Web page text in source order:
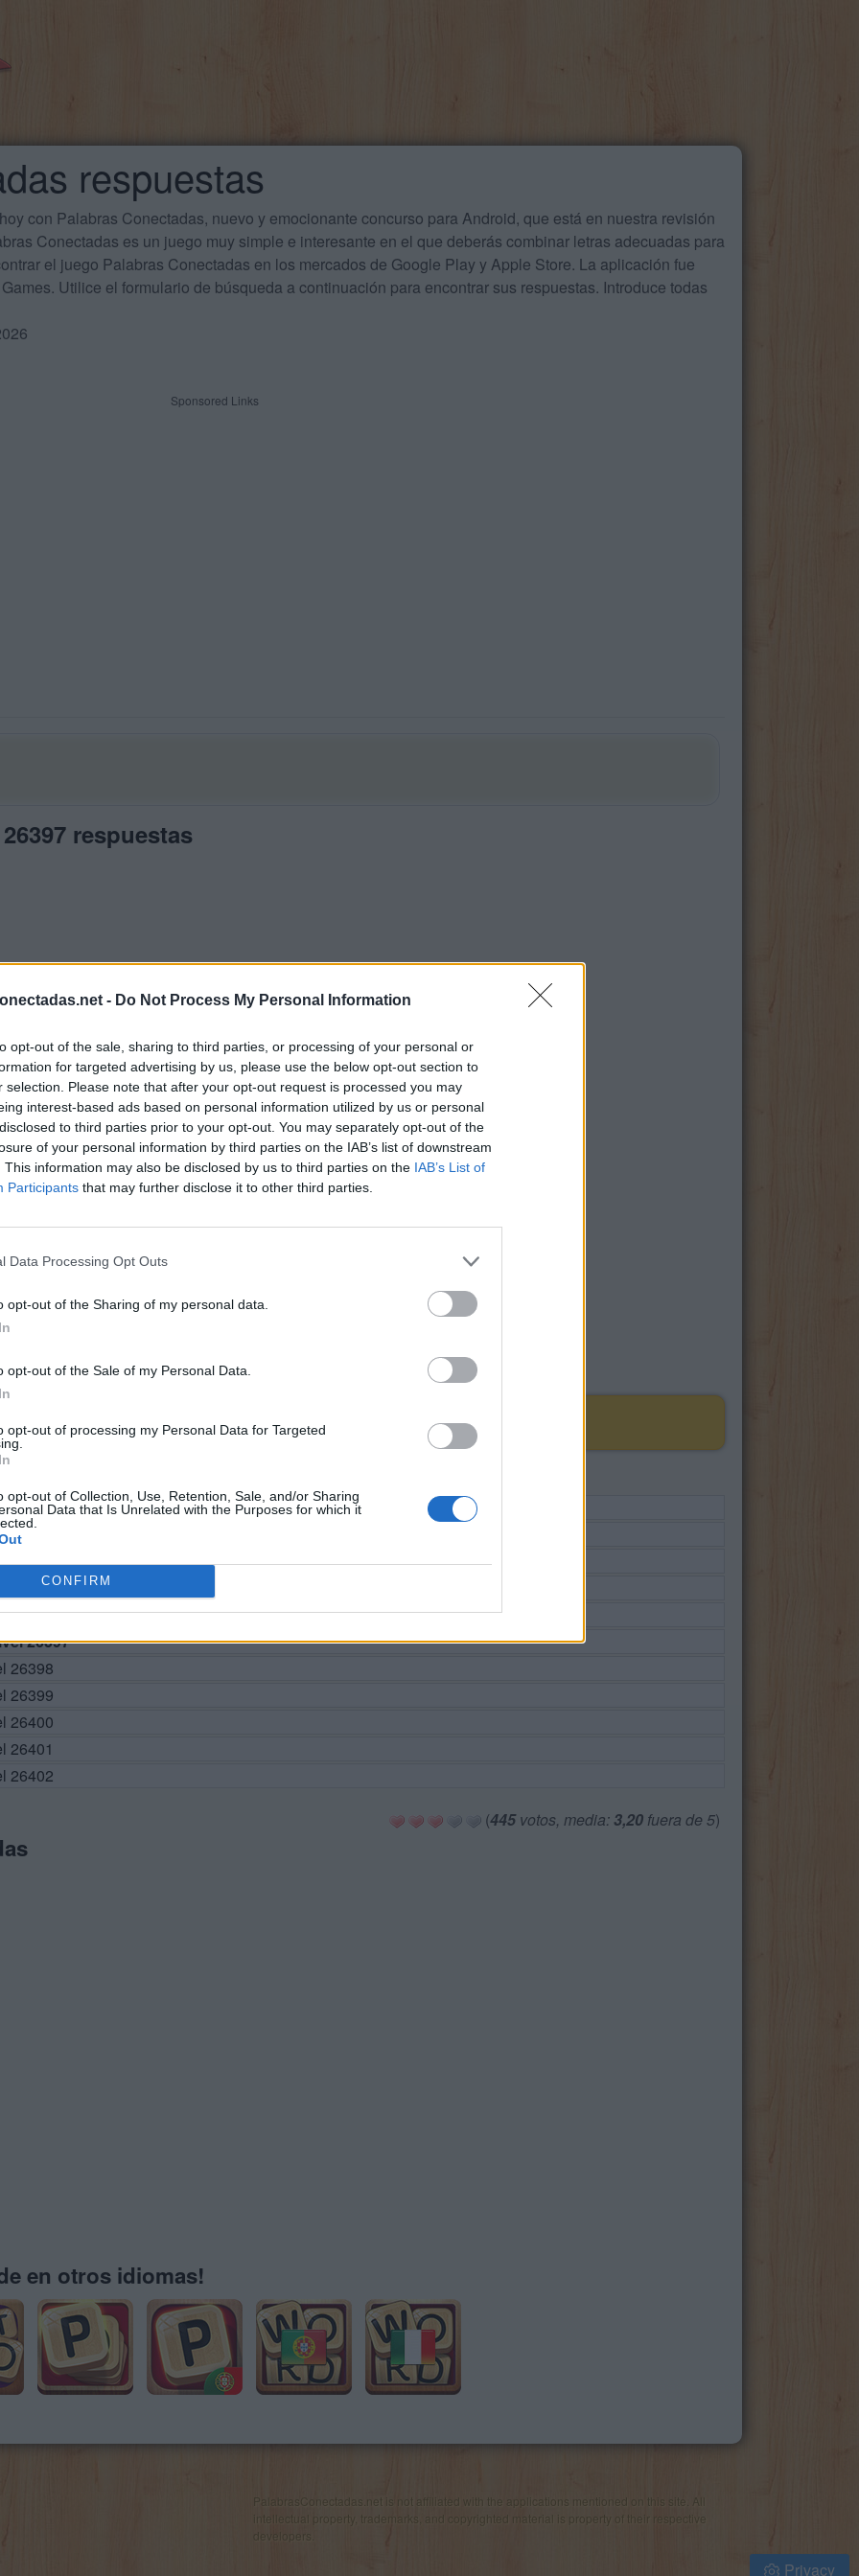
- Do Not Process My Personal Information
opt-out of the sale, sharing to third parties, or processing of your personal or
for targeted advertising by us, please use the below opt-out section to
selection. Please note that after your opt-out request is processed you may
interest-based ads based on personal information utilized by us or personal
to third parties prior to your opt-out. You may separately opt-out of the
of your personal information by third parties on the IAB’s list of downstream
This information may also be disclosed by us to third parties on the IAB’s List of
Participants that may further disclose it to other third parties.
Data Processing Opt Outs
opt-out of the Sharing of my personal data.
opt-out of the Sale of my Personal Data.
opt-out of processing my Personal Data for Targeted
opt-out of Collection, Use, Retention, Sale, and/or Sharing
Data that Is Unrelated with the Purposes for which it
CONFIRM
respuestas
con Palabras Conectadas, nuevo y emocionante concurso para Android, que está en nuestra revisión
Conectadas es un juego muy simple e interesante en el que deberás combinar letras adecuadas para
el juego Palabras Conectadas en los mercados de Google Play y Apple Store. La aplicación fue
Utilice el formulario de búsqueda a continuación para encontrar sus respuestas. Introduce todas
Sponsored Links
respuestas
BUSCAR MÁS RESPUESTAS
26392
26394
26395
26396
26397
26398
26399
26400
26401
26402
(445votos, media: 3,20 fuera de 5)
en otros idiomas!
PalabrasConectadas.net is not affiliated with the applications mentioned on this site. All
intellectual property, trademarks, and copyrighted material is property of their respective
developers.
Privacy